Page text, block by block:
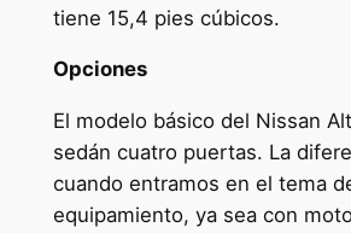
tiene 15,4 pies cúbicos.
Opciones
El modelo básico del Nissan
sedán cuatro puertas. La
cuando entramos en el tema
equipamiento, ya sea con